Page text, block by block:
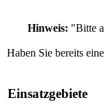
Hinweis: "Bitte
Haben Sie bereits
Einsatzgebiete